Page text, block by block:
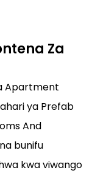
Za
Apartment
ya Prefab
And
bunifu
kwa viwango